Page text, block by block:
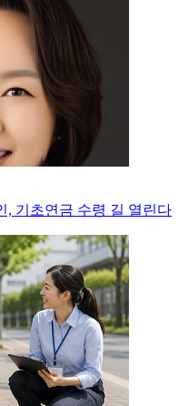
, 기초연금 수령 길 열린다